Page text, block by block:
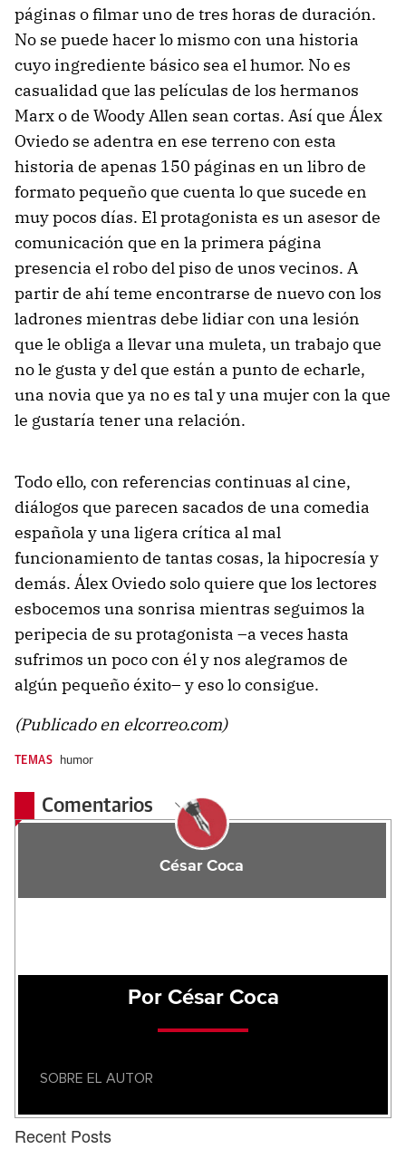
páginas o filmar uno de tres horas de duración.
No se puede hacer lo mismo con una historia
cuyo ingrediente básico sea el humor. No es
casualidad que las películas de los hermanos
Marx o de Woody Allen sean cortas. Así que Álex
Oviedo se adentra en ese terreno con esta
historia de apenas 150 páginas en un libro de
formato pequeño que cuenta lo que sucede en
muy pocos días. El protagonista es un asesor de
comunicación que en la primera página
presencia el robo del piso de unos vecinos. A
partir de ahí teme encontrarse de nuevo con los
ladrones mientras debe lidiar con una lesión
que le obliga a llevar una muleta, un trabajo que
no le gusta y del que están a punto de echarle,
una novia que ya no es tal y una mujer con la que
le gustaría tener una relación.
Todo ello, con referencias continuas al cine,
diálogos que parecen sacados de una comedia
española y una ligera crítica al mal
funcionamiento de tantas cosas, la hipocresía y
demás. Álex Oviedo solo quiere que los lectores
esbocemos una sonrisa mientras seguimos la
peripecia de su protagonista –a veces hasta
sufrimos un poco con él y nos alegramos de
algún pequeño éxito– y eso lo consigue.
(Publicado en elcorreo.com)
TEMAS humor
Comentarios
César Coca
Por César Coca
SOBRE EL AUTOR
Recent Posts